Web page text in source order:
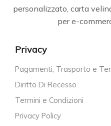
personalizzato, carta
per e-
Privacy
Pagamenti, Trasporto e
Diritto Di Recesso
Termini e Condizioni
Privacy Policy